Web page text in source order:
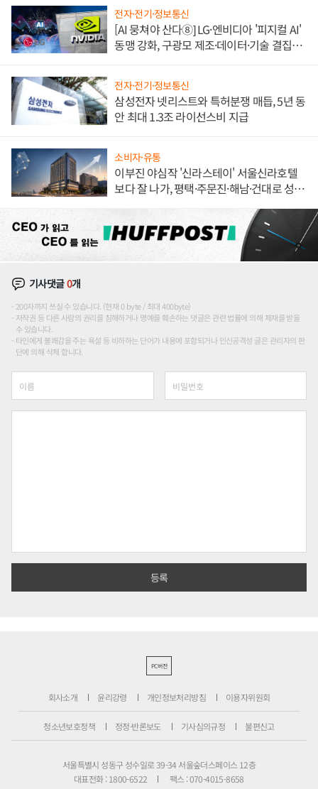
전자·전기·정보통신
[AI 뭉쳐야 산다⑧] LG·엔비디아 '피지컬 AI'
동맹 강화, 구광모 제조·데이터·기술 결집
전자·전기·정보통신
삼성전자 넷리스트와 특허분쟁 매듭, 5년 동
안 최대 1.3조 라이선스비 지급
소비자·유통
이부진 야심작 '신라스테이' 서울신라호텔
보다 잘 나가, 평택·주문진·해남·건대로 성
기사댓글0개
200자까지 쓰실 수 있습니다. (현재 0 byte / 최대 400byte)
저작권 등 다른 사람의 권리를 침해하거나 명예를 훼손하는 댓글은 관련 법률에 의해 제재를 받을
수 있습니다.
타인에게 불쾌감을 주는 욕설 등 비하하는 단어가 내용에 포함되거나 인신공격성 글은 관리자의 판
단에 의해 삭제 합니다.
PC버전
회사소개 윤리강령 개인정보처리방침 이용자위원회
청소년보호정책 정정·반론보도 기사심의규정 불편신고
서울특별시 성동구 성수일로 39-34 서울숲더스페이스 12층
대표전화 : 1800-6522
팩스 : 070-4015-8658